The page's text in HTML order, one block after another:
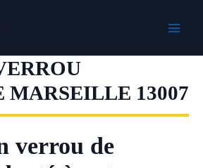
MARSEILLE 13007
verrou de